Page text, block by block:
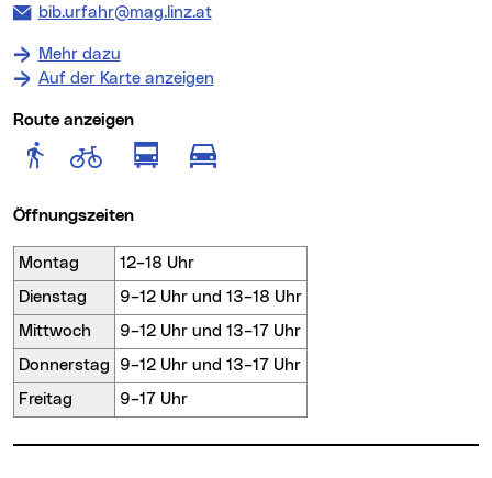
E-Mail Adresse:
bib.urfahr@mag.linz.at
Mehr dazu
Auf der Karte anzeigen
Route anzeigen
Route anzeigen für Fußgänger
Route anzeigen für
Route anzeigen für
Route anzeigen für
Öffnungszeiten
Montag 12–18 Uhr
Dienstag 9–12 Uhr und 13–18 Uhr
Mittwoch 9–12 Uhr und 13–17 Uhr
Donnerstag 9–12 Uhr und 13–17 Uhr
Freitag 9–17 Uhr